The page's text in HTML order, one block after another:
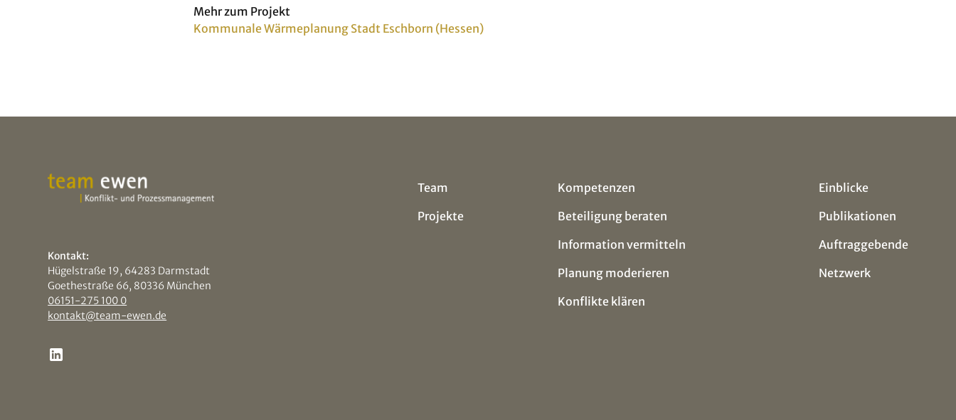
Mehr zum Projekt
Kommunale Wärmeplanung Stadt Eschborn (Hessen)
Kontakt:
Hügelstraße 19, 64283 Darmstadt
Goethestraße 66, 80336 München
06151-275 100 0
kontakt@team-ewen.de
Team
Projekte
Kompetenzen
Beteiligung beraten
Information vermitteln
Planung moderieren
Konflikte klären
Einblicke
Publikationen
Auftraggebende
Netzwerk